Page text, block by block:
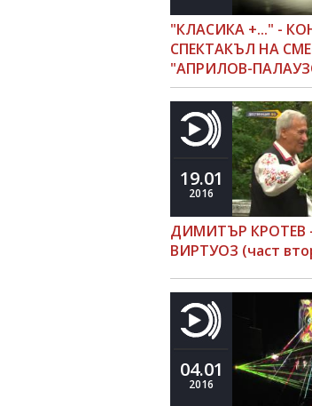
"КЛАСИКА +..." -
СПЕКТАКЪЛ НА
"АПРИЛОВ-
19.01
2016
ДИМИТЪР КРОТЕВ
ВИРТУОЗ (част
04.01
2016